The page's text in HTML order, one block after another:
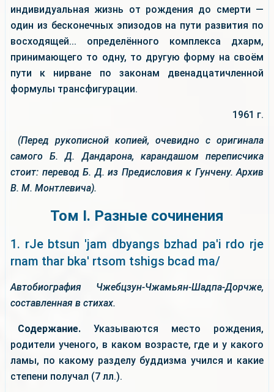
индивидуальная жизнь от рождения до смерти —
один из бесконечных эпизодов на пути развития по
восходящей... определённого комплекса дхарм,
принимающего то одну, то другую форму на своём
пути к нирване по законам двенадцатичленной
формулы трансфигурации.
1961 г.
(Перед рукописной копией, очевидно с оригинала
самого Б. Д. Дандарона, карандашом переписчика
стоит: перевод Б. Д. из Предисловия к Гунчену. Архив
В. М. Монтлевича).
Том I. Разные сочинения
1. rJe btsun 'jam dbyangs bzhad pa'i rdo rje
rnam thar bka' rtsom tshigs bcad ma/
Автобиография Чжебцзун-Чжамьян-Шадпа-Дорчже,
составленная в стихах.
Содержание. Указываются место рождения,
родители ученого, в каком возрасте, где и у какого
ламы, по какому разделу буддизма учился и какие
степени получал (7 лл.).